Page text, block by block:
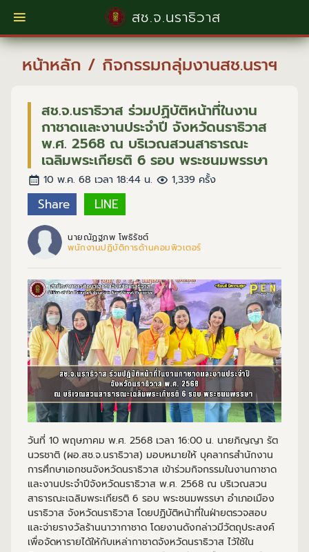
สช.จ.นราธิวาส
หน้าหลัก / กิจกรรมกลุ่มงานสช.นราฯ
สช.จ.นราธิวาส ร่วมปฏิบัติหน้าที่ในงาน
กาชาดและงานประจำปี จังหวัดนราธิวาส
พ.ศ. 2568 ณ บริเวณสวนสาธารณะ
เฉลิมพระเกียรติ 6 รอบ พระชนมพรรษา
10 พ.ค. 68 เวลา 18:44 น. 1,339 ครั้ง
Share LINE
นายณัฏฐภพ โพธิรัชต์
พนักงานปฏิบัติการด้านคอมพิวเตอร์
วันที่ 10 พฤษภาคม พ.ศ. 2568 เวลา 16:00 น. นายภิญญา รัต
นวรชาติ (ผอ.สช.จ.นราธิวาส) มอบหมายให้ บุคลากรสำนักงาน
การศึกษาเอกชนจังหวัดนราธิวาส เข้าร่วมกิจกรรมในงานกาชาด
และงานประจำปีจังหวัดนราธิวาส พ.ศ. 2568 ณ บริเวณสวน
สาธารณะเฉลิมพระเกียรติ 6 รอบ พระชนมพรรษา อำเภอเมือง
นราธิวาส จังหวัดนราธิวาส โดยปฏิบัติหน้าที่ในฝ่ายตรวจสอบ
และจ่ายรางวัลร้านนาวากาชาด โดยงานดังกล่าวมีวัตถุประสงค์
เพื่อจัดหารายได้ให้กับเหล่ากาชาดจังหวัดนราธิวาส ไว้ใช้ใน